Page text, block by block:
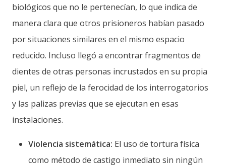
biológicos que no le pertenecían, lo que indica de
manera clara que otros prisioneros habían pasado
por situaciones similares en el mismo espacio
reducido. Incluso llegó a encontrar fragmentos de
dientes de otras personas incrustados en su propia
piel, un reflejo de la ferocidad de los interrogatorios
y las palizas previas que se ejecutan en esas
instalaciones.
Violencia sistemática: El uso de tortura física
como método de castigo inmediato sin ningún